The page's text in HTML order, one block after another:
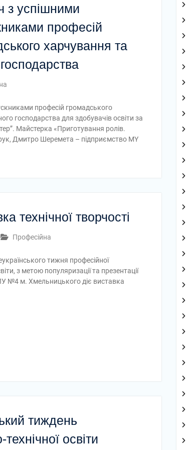
з успішними
професій
харчування та
професій громадського
господарства для здобувачів освіти за
Майстерка «Приготування ролів.
Дмитро Шеремета – підприємство MY
технічної творчості
Професійна
тижня професійної
з метою популяризації та презентації
№4 м. Хмельницького діє виставка
тиждень
освіти